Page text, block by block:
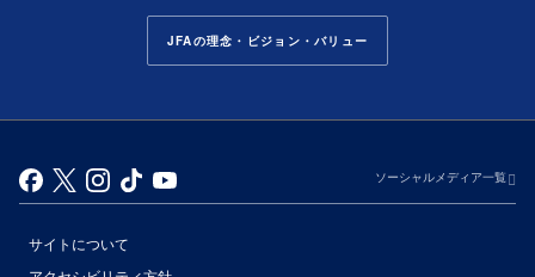
JFAの理念・ビジョン・バリュー
ソーシャルメディア一覧
サイトについて